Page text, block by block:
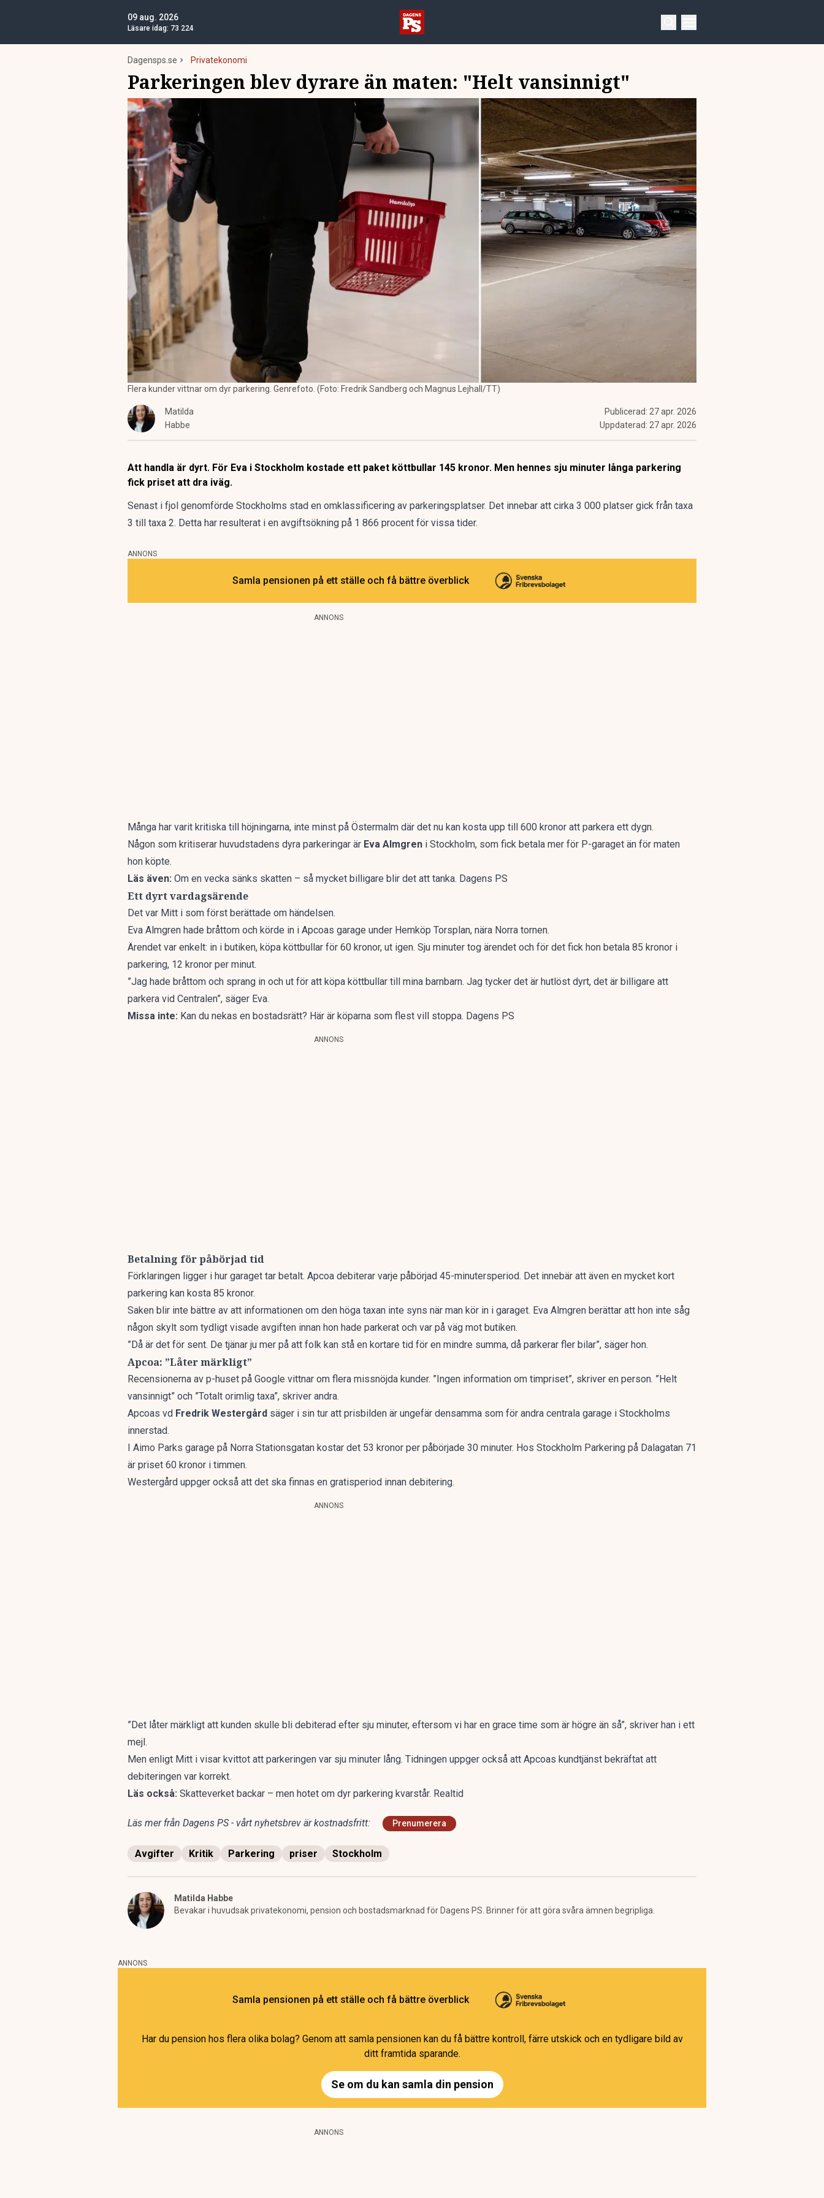
09 aug. 2026
Läsare idag: 73 224
Dagensps.se Privatekonomi
Parkeringen blev dyrare än maten: "Helt vansinnigt"
Flera kunder vittnar om dyr parkering. Genrefoto. (Foto: Fredrik Sandberg och Magnus Lejhall/TT)
Matilda
Habbe
Publicerad: 27 apr. 2026
Uppdaterad: 27 apr. 2026
Att handla är dyrt. För Eva i Stockholm kostade ett paket köttbullar 145 kronor. Men hennes sju minuter långa parkering
fick priset att dra iväg.
Senast i fjol genomförde Stockholms stad en omklassificering av parkeringsplatser. Det innebar att cirka 3 000 platser gick från taxa
3 till taxa 2. Detta har resulterat i en avgiftsökning på 1 866 procent för vissa tider.
ANNONS
Samla pensionen på ett ställe och få bättre överblick
ANNONS
Många har varit kritiska till höjningarna, inte minst på Östermalm där det nu kan kosta upp till 600 kronor att parkera ett dygn.
Någon som kritiserar huvudstadens dyra parkeringar är Eva Almgren i Stockholm, som fick betala mer för P-garaget än för maten
hon köpte.
Läs även: Om en vecka sänks skatten – så mycket billigare blir det att tanka. Dagens PS
Ett dyrt vardagsärende
Det var Mitt i som först berättade om händelsen.
Eva Almgren hade bråttom och körde in i Apcoas garage under Hemköp Torsplan, nära Norra tornen.
Ärendet var enkelt: in i butiken, köpa köttbullar för 60 kronor, ut igen. Sju minuter tog ärendet och för det fick hon betala 85 kronor i
parkering, 12 kronor per minut.
”Jag hade bråttom och sprang in och ut för att köpa köttbullar till mina barnbarn. Jag tycker det är hutlöst dyrt, det är billigare att
parkera vid Centralen”, säger Eva.
Missa inte: Kan du nekas en bostadsrätt? Här är köparna som flest vill stoppa. Dagens PS
ANNONS
Betalning för påbörjad tid
Förklaringen ligger i hur garaget tar betalt. Apcoa debiterar varje påbörjad 45-minutersperiod. Det innebär att även en mycket kort
parkering kan kosta 85 kronor.
Saken blir inte bättre av att informationen om den höga taxan inte syns när man kör in i garaget. Eva Almgren berättar att hon inte såg
någon skylt som tydligt visade avgiften innan hon hade parkerat och var på väg mot butiken.
”Då är det för sent. De tjänar ju mer på att folk kan stå en kortare tid för en mindre summa, då parkerar fler bilar”, säger hon.
Apcoa: ”Låter märkligt”
Recensionerna av p-huset på Google vittnar om flera missnöjda kunder. ”Ingen information om timpriset”, skriver en person. ”Helt
vansinnigt” och ”Totalt orimlig taxa”, skriver andra.
Apcoas vd Fredrik Westergård säger i sin tur att prisbilden är ungefär densamma som för andra centrala garage i Stockholms
innerstad.
I Aimo Parks garage på Norra Stationsgatan kostar det 53 kronor per påbörjade 30 minuter. Hos Stockholm Parkering på Dalagatan 71
är priset 60 kronor i timmen.
Westergård uppger också att det ska finnas en gratisperiod innan debitering.
ANNONS
”Det låter märkligt att kunden skulle bli debiterad efter sju minuter, eftersom vi har en grace time som är högre än så”, skriver han i ett
mejl.
Men enligt Mitt i visar kvittot att parkeringen var sju minuter lång. Tidningen uppger också att Apcoas kundtjänst bekräftat att
debiteringen var korrekt.
Läs också: Skatteverket backar – men hotet om dyr parkering kvarstår. Realtid
Läs mer från Dagens PS - vårt nyhetsbrev är kostnadsfritt: Prenumerera
Avgifter Kritik Parkering priser Stockholm
Matilda Habbe
Bevakar i huvudsak privatekonomi, pension och bostadsmarknad för Dagens PS. Brinner för att göra svåra ämnen begripliga.
ANNONS
Samla pensionen på ett ställe och få bättre överblick
Har du pension hos flera olika bolag? Genom att samla pensionen kan du få bättre kontroll, färre utskick och en tydligare bild av
ditt framtida sparande.
Se om du kan samla din pension
ANNONS